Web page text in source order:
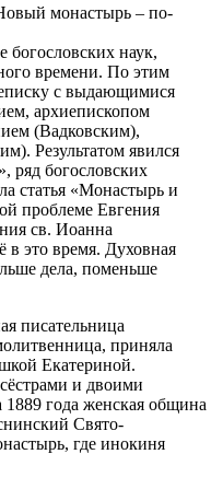
монастырь – по-
богословских наук,
времени. По этим
с выдающимися
архиепископом
(Вадковским),
Результатом явился
ряд богословских
статья «Монастырь и
проблеме Евгения
св. Иоанна
в это время. Духовная
дела, поменьше
писательница
приняла
Екатериной.
и двоими
1889 года женская община
Свято-
где инокиня